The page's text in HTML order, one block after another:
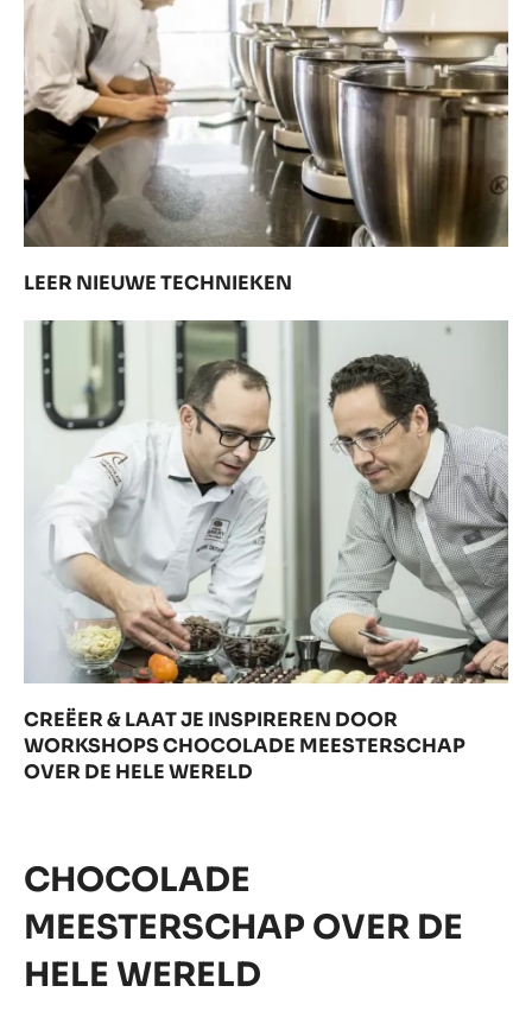
LEER NIEUWE TECHNIEKEN
CREËER & LAAT JE INSPIREREN DOOR
WORKSHOPS CHOCOLADE MEESTERSCHAP
OVER DE HELE WERELD
CHOCOLADE
MEESTERSCHAP OVER DE
HELE WERELD